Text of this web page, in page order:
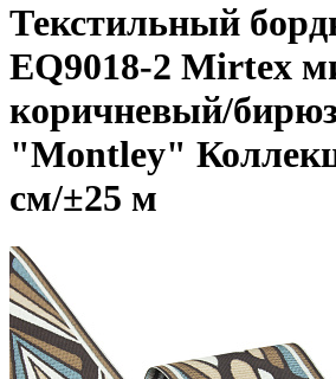
Текстильный
EQ9018-2 Mirtex
коричневый/
"Montley"
см/±25 м